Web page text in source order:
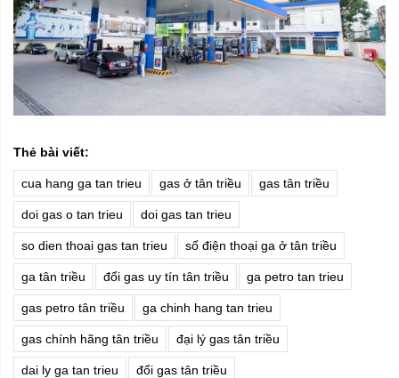
Thẻ bài viết:
cua hang ga tan trieu gas ở tân triều gas tân triều
doi gas o tan trieu doi gas tan trieu
so dien thoai gas tan trieu số điện thoại ga ở tân triều
ga tân triều đổi gas uy tín tân triều ga petro tan trieu
gas petro tân triều ga chinh hang tan trieu
gas chính hãng tân triều đại lý gas tân triều
dai ly ga tan trieu đổi gas tân triều